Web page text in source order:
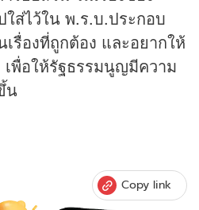
ส่ไว้ใน พ.ร.บ.ประกอบ
รื่องที่ถูกต้อง และอยากให้
พื่อให้รัฐธรรมนูญมีความ
น
Copy link